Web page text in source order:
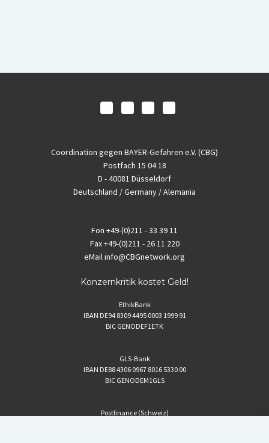
Coordination gegen BAYER-Gefahren e.V. (CBG)
Postfach 15 04 18
D - 40081 Düsseldorf
Deutschland / Germany / Alemania
Fon +49-(0)211 - 33 39 11
Fax+49-(0)211 - 26 11 220
eMailinfo@CBGnetwork.org
Konzernkritik kostet Geld!
EthikBank
IBAN DE94 8309 4495 0003 1999 91
BIC GENODEF1ETK
GLS-Bank
IBAN DE88 4306 0967 8016 5330 00
BIC GENODEM1GLS
Postfinance (Schweiz)